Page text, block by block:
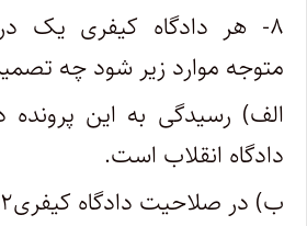
۸- هر دادگاه کیفری یک
متوجه موارد زیر شود چه
الف) رسیدگی به این
دادگاه انقلاب است.
ب) در صلاحیت دادگاه کیفری۲ است.